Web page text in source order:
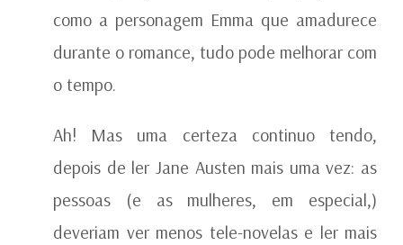
como a personagem Emma que amadurece
durante o romance, tudo pode melhorar com
o tempo.
Ah! Mas uma certeza continuo tendo,
depois de ler Jane Austen mais uma vez: as
pessoas (e as mulheres, em especial,)
deveriam ver menos tele-novelas e ler mais